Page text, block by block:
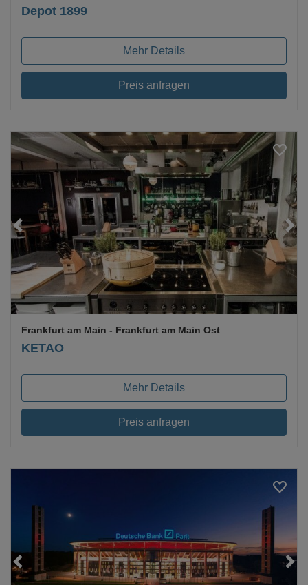
Depot 1899
Mehr Details
Preis anfragen
Loading...
KETAO
Frankfurt am Main - Frankfurt am Main Ost
Mehr Details
Preis anfragen
Loading...